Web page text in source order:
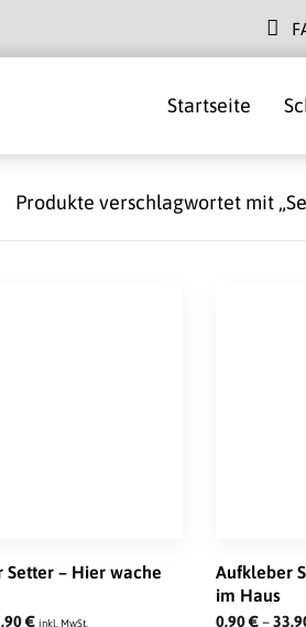
Startseite
Produkte verschlagwortet mit
Setter – Hier wache
€ inkl. MwSt.
Aufkleber
im Haus
0,90€–